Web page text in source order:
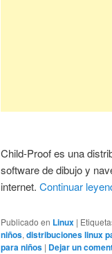
Child-Proof es una
software de dibujo y
internet.Continuar
Publicado en Linux |
niños,distribuciones linux
para niños | Dejar un